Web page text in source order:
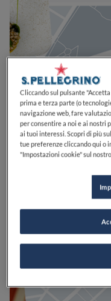
Cliccando sul pulsante
prima e terza parte (o
navigazione web, fare
per consentire a noi e ai nostri
ai tuoi interessi. Scopri di più
tue preferenze cliccando qui o
"Impostazioni cookie" sul